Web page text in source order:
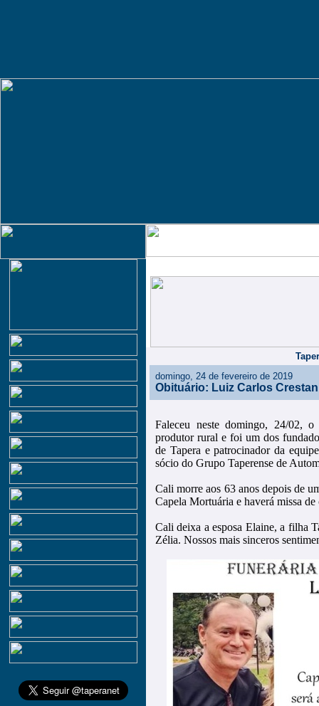
domingo, 24 de fevereiro de 2019
Obituário: Luiz Carlos
Faleceu neste domingo, 24/02,
produtor rural e foi um dos
de Tapera e patrocinador da
sócio do Grupo Taperense de
Cali morre aos 63 anos depois de
Capela Mortuária e haverá missa
Cali deixa a esposa Elaine, a filha
Zélia. Nossos mais sinceros